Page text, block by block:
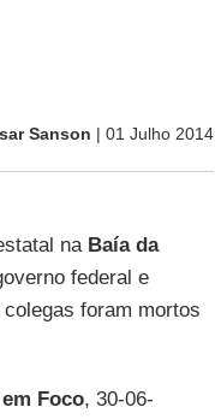
Sanson | 01 Julho 2014
na Baía da
federal e
foram mortos
Foco, 30-06-